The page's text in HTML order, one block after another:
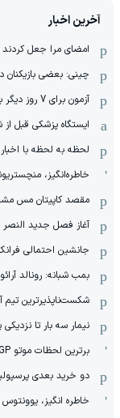
آخرین اخبار
امضای مرا جعل کردند
چینی: بعضی بازیکنان
آزمون برای 7 روز دیگر برنامه دارد! (عکس)
ایستگاه پزشکی قبل
لحظه به لحظه با اخبار
خاطره‌انگیز، منچستریونایتد2 -
مقصد کاپیتان مس
آغاز فصل جدید النصر
جانشین احتمالی
بمب شبانه: رونالد
شکست‌ناپذیرترین تیم
نیمار سه بار تا
برترین لحظات موتو GP در سال 2026
دو خرید بعدی
خاطره انگیز، یوونتوس 2 - بایرن مونیخ 1 (2005)